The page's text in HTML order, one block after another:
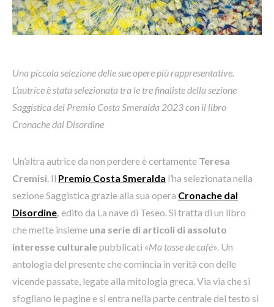
Una piccola selezione delle sue opere più rappresentative.
L’autriceè stata selezionata tra le trefinaliste della sezione
Saggistica del Premio Costa Smeralda 2023 con il libro
Cronache dal Disordine
Un’altra autrice da non perdere è certamente Teresa
Cremisi . Il Premio Costa Smeralda l’ha selezionata nella
sezione Saggistica grazie alla sua opera Cronache dal
Disordine edito da La nave di Teseo. Si tratta di un libro
che mette insieme una serie di articoli di assoluto
interesse culturalepubblicati «Ma tasse de café». Un
antologia del presente che comincia in verità con delle
vicende passate, legate alla mitologia greca. Via via che si
sfogliano le pagine e si entra nella parte centrale del testo si